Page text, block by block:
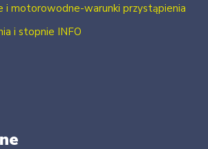
i motorowodne-warunki przystąpienia
i stopnie INFO